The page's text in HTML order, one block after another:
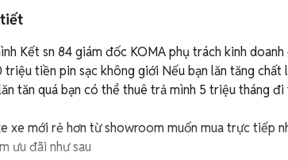
Kết sn 84 giám đốc KOMA phụ trách kinh
triệu tiền pin sạc không giới Nếu bạn lăn tăng
tăn quá bạn có thể thuê trả mình 5 triệu tháng
xe mới rẻ hơn từ showroom muốn mua trực tiếp
ưu đãi như sau